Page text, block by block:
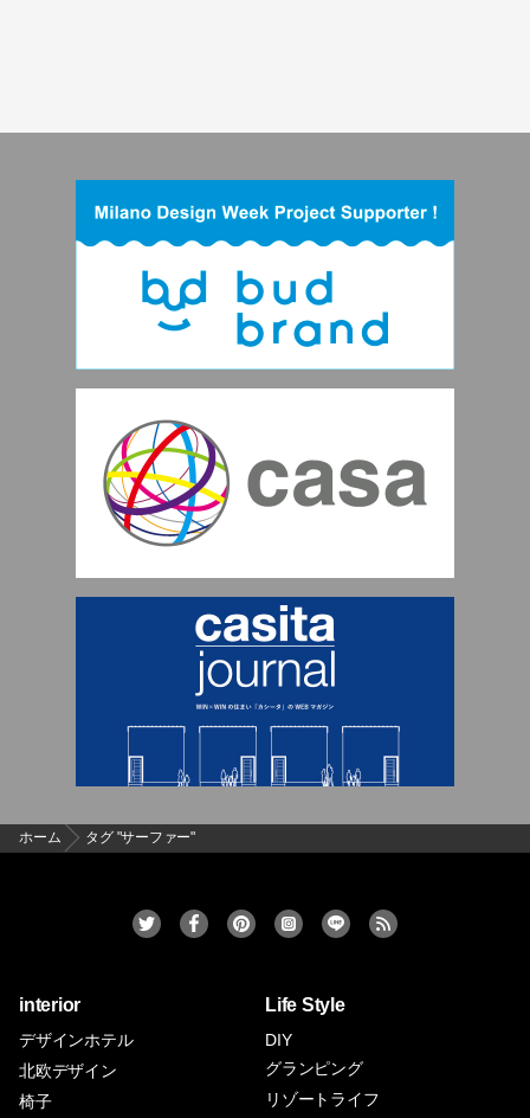
ホーム タグ "サーファー"
interior
デザインホテル
北欧デザイン
椅子
Life Style
DIY
グランピング
リゾートライフ